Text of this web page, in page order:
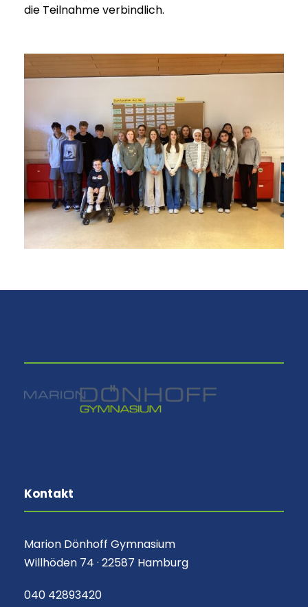
die Teilnahme verbindlich.
Kontakt
Marion Dönhoff Gymnasium
Willhöden 74 · 22587 Hamburg
040 42893420